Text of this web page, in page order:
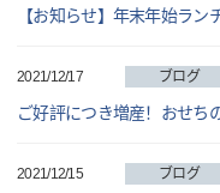
【お知らせ】年末年始ラン
2021/12/17 ブログ
ご好評につき増産！おせち
2021/12/15 ブログ